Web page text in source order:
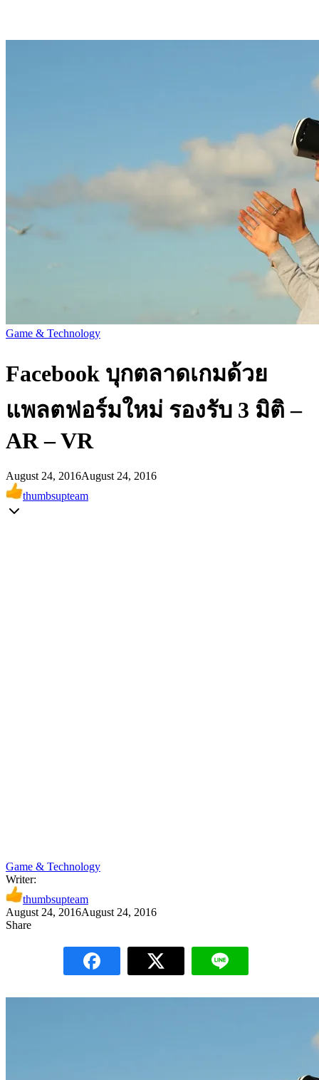
Game & Technology
Facebook บุกตลาดเกมด้วย
แพลตฟอร์มใหม่ รองรับ 3 มิติ –
AR – VR
August 24, 2016August 24, 2016
thumbsupteam
Game & Technology
Writer:
thumbsupteam
August 24, 2016August 24, 2016
Share